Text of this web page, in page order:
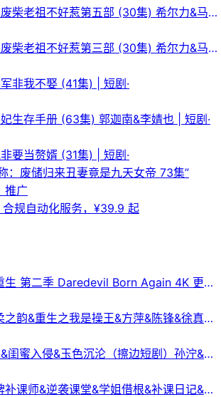
柴老祖不好惹第五部 (30集) 希尔力&马雯
柴老祖不好惹第三部 (30集) 希尔力&马雯
非我不娶 (41集) | 短剧·
生存手册 (63集) 郭迦南&李婧也 | 短剧·
要当赘婿 (31集) | 短剧·
：废储归来丑妻竟是九天女帝 73集”
推广
规自动化服务，¥39.9 起
生 第二季 Daredevil Born Again 4K 更新
韵&重生之我是操王&方萍&陈锋&徐真真
闺蜜入侵&玉色沉沦（擦边短剧）孙泞&王
课师&逆袭课堂&学姐借根&补课日记&身